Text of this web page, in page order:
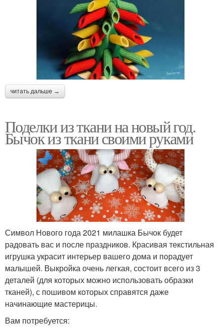
читать дальше →
Поделки из ткани на новый год.
Бычок из ткани своими руками
Символ Нового года 2021 милашка Бычок будет
радовать вас и после праздников. Красивая текстильная
игрушка украсит интерьер вашего дома и порадует
малышей. Выкройка очень легкая, состоит всего из 3
деталей (для которых можно использовать образки
тканей), с пошивом которых справятся даже
начинающие мастерицы.
Вам потребуется: